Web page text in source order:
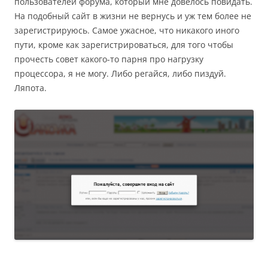
На подобный сайт в жизни не вернусь и уж тем более не
зарегистрируюсь. Самое ужасное, что никакого иного
пути, кроме как зарегистрироваться, для того чтобы
прочесть совет какого-то парня про нагрузку
процессора, я не могу. Либо регайся, либо пиздуй.
Ляпота.